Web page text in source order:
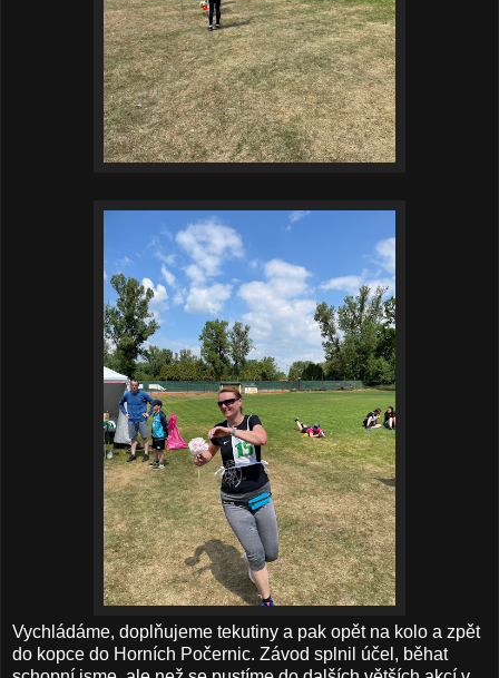
Vychládáme, doplňujeme tekutiny a pak opět na kolo a zpět
do kopce do Horních Počernic. Závod splnil účel, běhat